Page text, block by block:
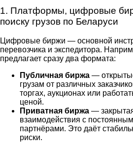
1. Платформы, цифровые
поиску грузов по Беларуси
Цифровые биржи — основной
перевозчика и экспедитора.
предлагает сразу два формата:
Публичная биржа —
грузам от различных
торгах, аукционах или
ценой.
Приватная биржа —
взаимодействия с
партнёрами. Это даёт
риски.